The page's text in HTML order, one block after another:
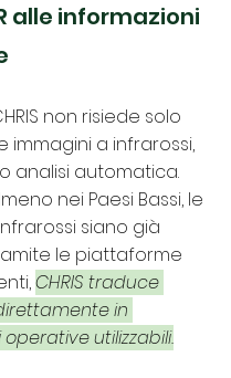
alle informazioni
non risiede solo
immagini a infrarossi,
analisi automatica.
nei Paesi Bassi, le
siano già
le piattaforme
CHRIS traduce
in
utilizzabili.